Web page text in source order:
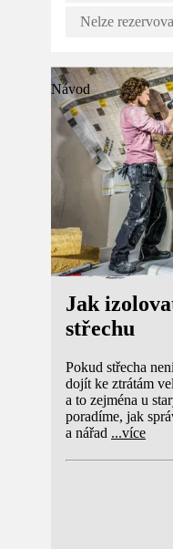
Nelze
Návod
Jak
střechu
Pokud střecha
dojít ke ztrátám
a to zejména u
poradíme, jak
a nářad ...více